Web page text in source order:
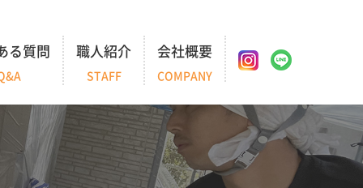
る質問 職人紹介
STAFF
会社概要
COMPANY